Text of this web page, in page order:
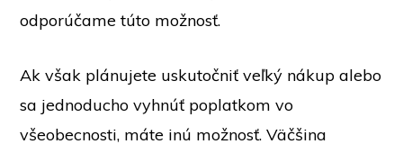
odporúčame túto možnosť.
Ak však plánujete uskutočniť veľký nákup alebo
sa jednoducho vyhnúť poplatkom vo
všeobecnosti, máte inú možnosť. Väčšina